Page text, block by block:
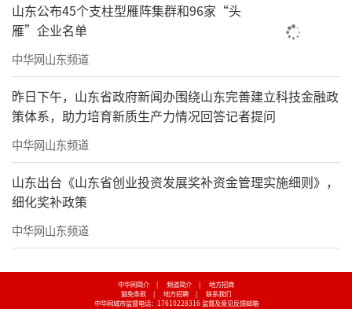
山东公布45个支柱型雁阵集群和96家“头
雁”企业名单
中华网山东频道
昨日下午，山东省政府新闻办围绕山东完善建立科技金融政
策体系，助力培育新质生产力情况回答记者提问
中华网山东频道
山东出台《山东省创业投资发展奖补资金管理实施细则》，
细化奖补政策
中华网山东频道
中华网简介 | 频道简介 |
地方招商
豁免条款
| 地方招聘 |
联系我们
中华网城市监督电话：17610228316 监督及意见反馈邮箱